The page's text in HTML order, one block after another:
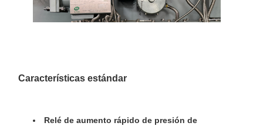
Características estándar
Relé de aumento rápido de presión de